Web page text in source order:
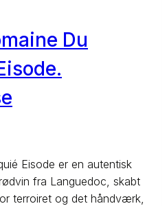
Du
Eisode er en autentisk
fra Languedoc, skabt
terroiret og det håndværk,